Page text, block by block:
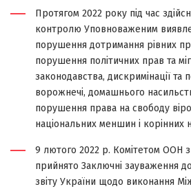
Протягом 2022 року під час
контролю Уповноваженим
порушення дотримання рівних
порушення політичних прав та
законодавства, дискримінації
ворожнечі, домашнього
порушення права на свободу
національних меншин і корінних
9 лютого 2022 р. Комітетом ООН
прийнято Заключні зауваження
звіту України щодо виконання